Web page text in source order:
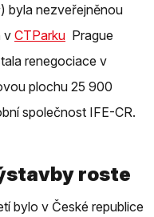
byla nezveřejněnou
vCTParku Prague
renegociace v
plochu 25 900
společnost IFE-CR.
roste
bylo v České republice